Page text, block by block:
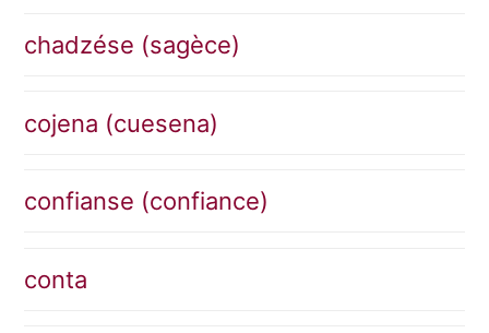
chadzése (sagèce)
cojena (cuesena)
confianse (confiance)
conta